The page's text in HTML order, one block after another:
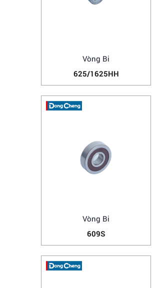
Vòng Bi
625/1625HH
Vòng Bi
609S